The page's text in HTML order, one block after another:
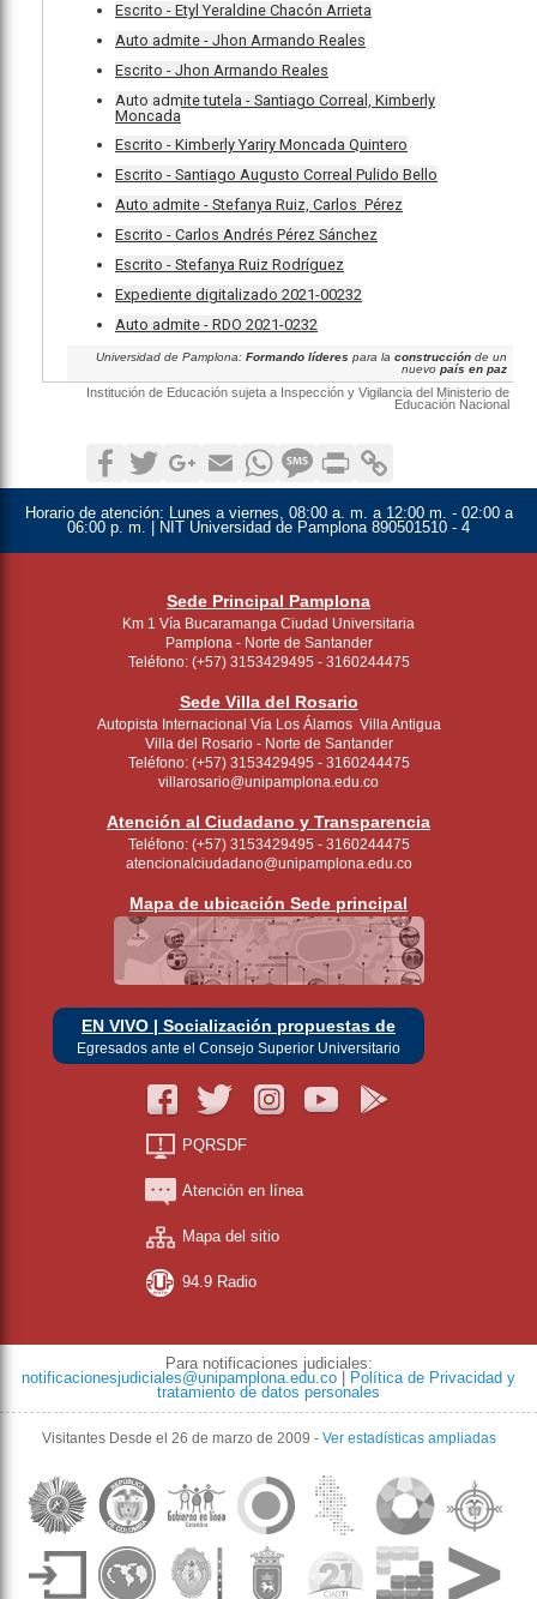
Escrito - Etyl Yeraldine Chacón Arrieta
Auto admite - Jhon Armando Reales
Escrito - Jhon Armando Reales
Auto admite tutela - Santiago Correal, Kimberly
Moncada
Escrito - Kimberly Yariry Moncada Quintero
Escrito - Santiago Augusto Correal Pulido Bello
Auto admite - Stefanya Ruiz, Carlos Pérez
Escrito - Carlos Andrés Pérez Sánchez
Escrito - Stefanya Ruiz Rodríguez
Expediente digitalizado 2021-00232
Auto admite - RDO 2021-0232
Universidad de Pamplona: Formando líderes para la construcción de un
nuevo país en paz
Institución de Educación sujeta a Inspección y Vigilancia del Ministerio de
Educación Nacional
FacebookTwitterGoogle+
EmailWhatsApp
SMS Print
Horario de atención: Lunes a viernes, 08:00 a. m. a 12:00 m. - 02:00 a
06:00 p. m. | NIT Universidad de Pamplona 890501510 - 4
Sede Principal Pamplona
Km 1 Vía Bucaramanga Ciudad Universitaria
Pamplona - Norte de Santander
Teléfono: (+57) 3153429495 - 3160244475
Sede Villa del Rosario
Autopista Internacional Vía Los Álamos Villa Antigua
Villa del Rosario - Norte de Santander
Teléfono: (+57) 3153429495 - 3160244475
villarosario@unipamplona.edu.co
Atención al Ciudadano y Transparencia
Teléfono: (+57) 3153429495 - 3160244475
atencionalciudadano@unipamplona.edu.co
Mapa de ubicación Sede principal
EN VIVO | Socialización propuestas de
Egresados ante el Consejo Superior Universitario
PQRSDF
Atención en línea
Mapa del sitio
94.9 Radio
Para notificaciones judiciales:
notificacionesjudiciales@unipamplona.edu.co
Política de Privacidad y
tratamiento de datos personales
Visitantes Desde el 26 de marzo de 2009 - Ver estadísticas ampliadas